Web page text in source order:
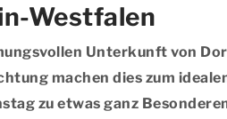
Westfalen
Unterkunft von
machen dies zum
zu etwas ganz